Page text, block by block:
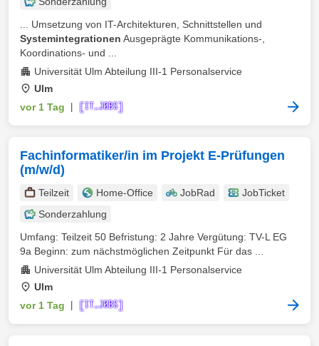
... Umsetzung von IT-Architekturen, Schnittstellen und
Systemintegrationen Ausgeprägte Kommunikations-,
Koordinations- und ...
Universität Ulm Abteilung III-1 Personalservice
Ulm
vor 1 Tag
Fachinformatiker/in im Projekt E-Prüfungen
(m/w/d)
Teilzeit Home-Office JobRad
JobTicket
Sonderzahlung
Umfang: Teilzeit 50 Befristung: 2 Jahre Vergütung: TV-L EG
9a Beginn: zum nächstmöglichen Zeitpunkt Für das ...
Universität Ulm Abteilung III-1 Personalservice
Ulm
vor 1 Tag